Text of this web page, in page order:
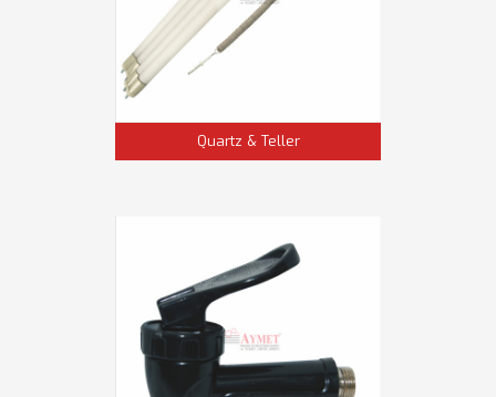
Quartz & Teller